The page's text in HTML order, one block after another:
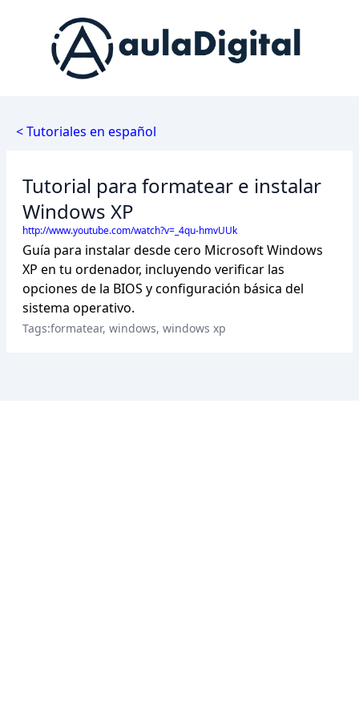
< Tutoriales en español
Tutorial para formatear e instalar
Windows XP
http://www.youtube.com/watch?v=_4qu-hmvUUk
Guía para instalar desde cero Microsoft Windows
XP en tu ordenador, incluyendo verificar las
opciones de la BIOS y configuración básica del
sistema operativo.
Tags:formatear, windows, windows xp